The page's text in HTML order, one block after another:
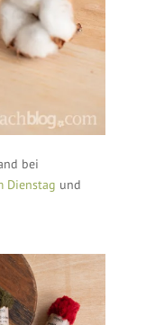
bei
Dienstag und